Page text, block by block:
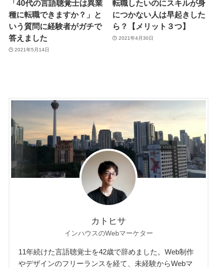
「40代の言語聴覚士は異業
種に転職できますか？」と
いう質問に経験者がガチで
答えました
2021年5月14日
転職したいのにスキルが身
につかない人は早起きした
ら？【メリット３つ】
2021年4月30日
カトヒサ
インハウスのWebマーケター
11年続けた言語聴覚士を42歳で辞めました。Web制作
やデザインのフリーランスを経て、未経験からWebマ